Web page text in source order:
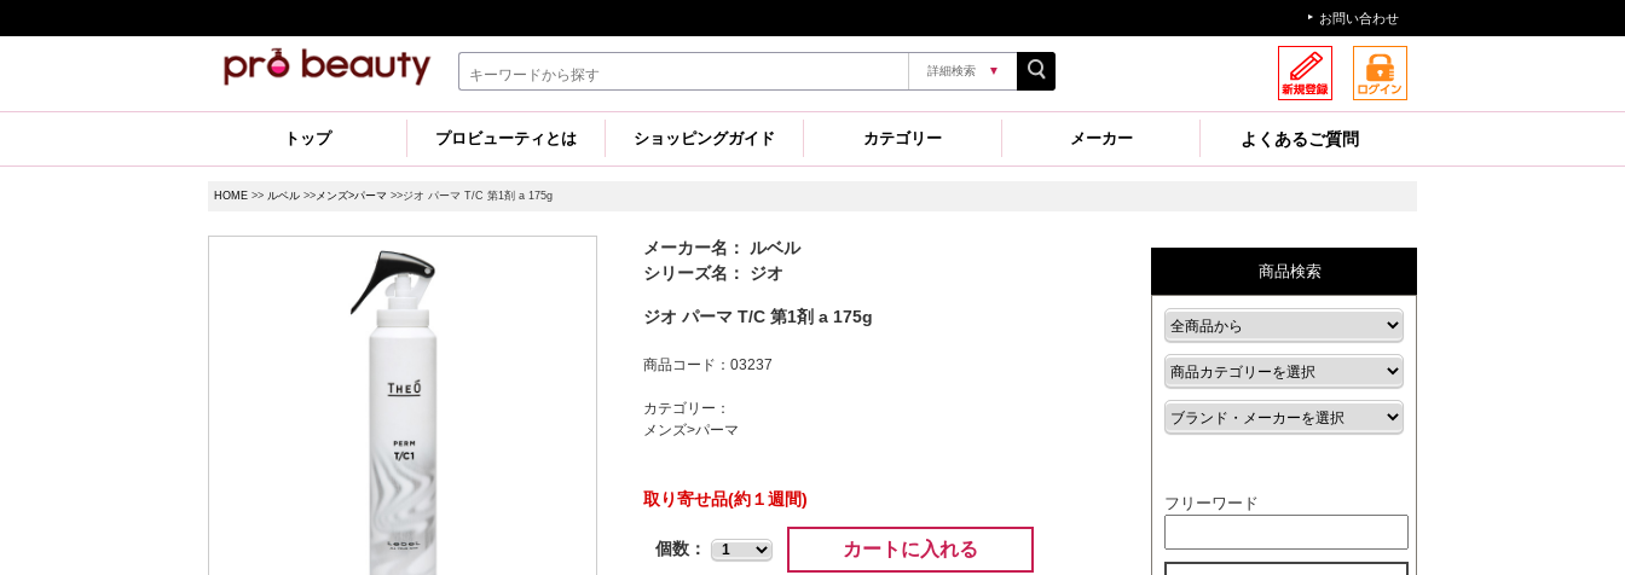
お問い合わせ
詳細検索 ▼
トップ プロビューティとは ショッピングガイド カテゴリー メーカー よくあるご質問
HOME >> ルベル >>メンズ>パーマ >>ジオ パーマ T/C 第1剤 a 175g
メーカー名： ルベル
シリーズ名： ジオ
ジオ パーマ T/C 第1剤 a 175g
商品コード：03237
カテゴリー：
メンズ>パーマ
取り寄せ品(約１週間)
個数： カートに入れる
商品検索
フリーワード